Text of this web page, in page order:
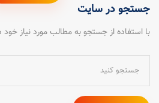
جستجو در سایت
با استفاده از جستجو به مطالب مورد نیاز